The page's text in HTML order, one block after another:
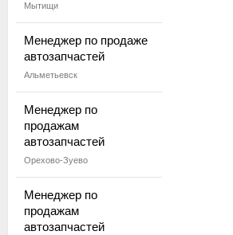
Мытищи
Менеджер по продаже
автозапчастей
Альметьевск
Менеджер по
продажам
автозапчастей
Орехово-Зуево
Менеджер по
продажам
автозапчастей